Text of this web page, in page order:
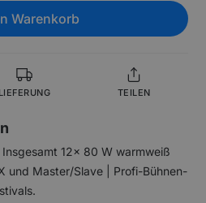
Warenkorb
LIEFERUNG TEILEN
12x 80 W warmweiß
und Master/Slave | Profi-Bühnen-